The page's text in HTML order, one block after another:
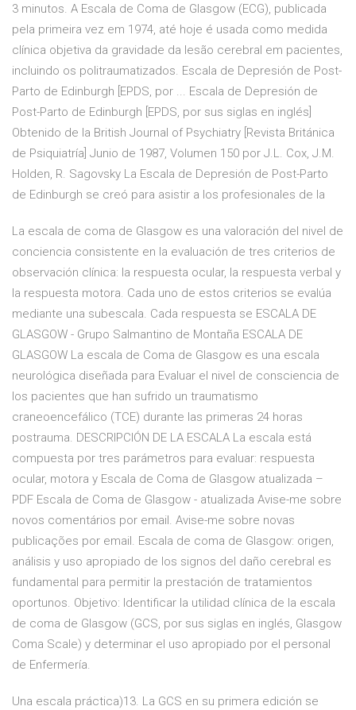
3 minutos. A Escala de Coma de Glasgow (ECG), publicada
pela primeira vez em 1974, até hoje é usada como medida
clínica objetiva da gravidade da lesão cerebral em pacientes,
incluindo os politraumatizados. Escala de Depresión de Post-
Parto de Edinburgh [EPDS, por ... Escala de Depresión de
Post-Parto de Edinburgh [EPDS, por sus siglas en inglés]
Obtenido de la British Journal of Psychiatry [Revista Británica
de Psiquiatría] Junio de 1987, Volumen 150 por J.L. Cox, J.M.
Holden, R. Sagovsky La Escala de Depresión de Post-Parto
de Edinburgh se creó para asistir a los profesionales de la
La escala de coma de Glasgow es una valoración del nivel de
conciencia consistente en la evaluación de tres criterios de
observación clínica: la respuesta ocular, la respuesta verbal y
la respuesta motora. Cada uno de estos criterios se evalúa
mediante una subescala. Cada respuesta se ESCALA DE
GLASGOW - Grupo Salmantino de Montaña ESCALA DE
GLASGOW La escala de Coma de Glasgow es una escala
neurológica diseñada para Evaluar el nivel de consciencia de
los pacientes que han sufrido un traumatismo
craneoencefálico (TCE) durante las primeras 24 horas
postrauma. DESCRIPCIÓN DE LA ESCALA La escala está
compuesta por tres parámetros para evaluar: respuesta
ocular, motora y Escala de Coma de Glasgow atualizada –
PDF Escala de Coma de Glasgow - atualizada Avise-me sobre
novos comentários por email. Avise-me sobre novas
publicações por email. Escala de coma de Glasgow: origen,
análisis y uso apropiado de los signos del daño cerebral es
fundamental para permitir la prestación de tratamientos
oportunos. Objetivo: Identificar la utilidad clínica de la escala
de coma de Glasgow (GCS, por sus siglas en inglés, Glasgow
Coma Scale) y determinar el uso apropiado por el personal
de Enfermería.
Una escala práctica)13. La GCS en su primera edición se